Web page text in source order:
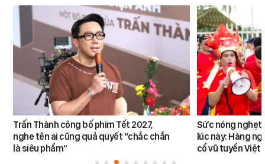
Trấn Thành công bố phim Tết 2027,
nghe tên ai cũng quả quyết “chắc chắn
là siêu phẩm”
Sức nóng nghẹt
lúc này: Hàng
cổ vũ tuyển